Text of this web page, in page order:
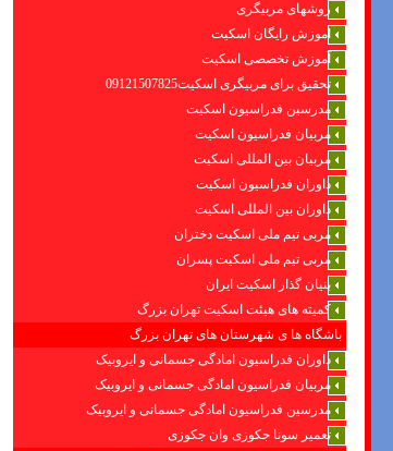
روشهای مربیگری
اموزش رایگان اسکیت
آموزش تخصصی اسکیت
تحقیق برای مربیگری اسکیت09121507825
مدرسین فدراسیون اسکیت
مربیان فدراسیون اسکیت
مربیان بین المللی اسکیت
داوران فدراسیون اسکیت
داوران بین المللی اسکیت
مربی تیم ملی اسکیت دختران
مربی تیم ملی اسکیت پسران
بنیان گذار اسکیت ایران
کمیته های هیئت اسکیت تهران بزرگ
باشگاه ها ی شهرستان های تهران بزرگ
داوران فدراسیون امادگی جسمانی و ایروبیک
مربیان فدراسیون امادگی جسمانی و ایروبیک
مدرسین فدراسیون امادگی جسمانی و ایروبیک
تعمیر سونا جکوزی وان جکوزی